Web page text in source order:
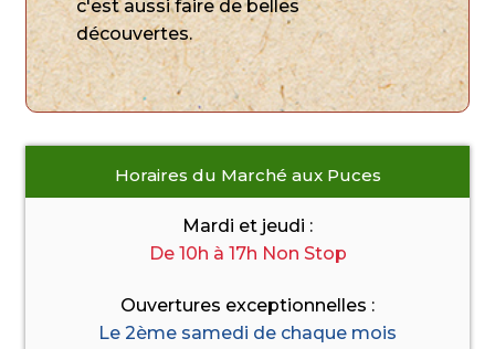
c'est aussi faire de belles
découvertes.
Horaires du Marché aux Puces
Mardi et jeudi :
De 10h à 17h Non Stop
Ouvertures exceptionnelles :
Le 2ème samedi de chaque mois